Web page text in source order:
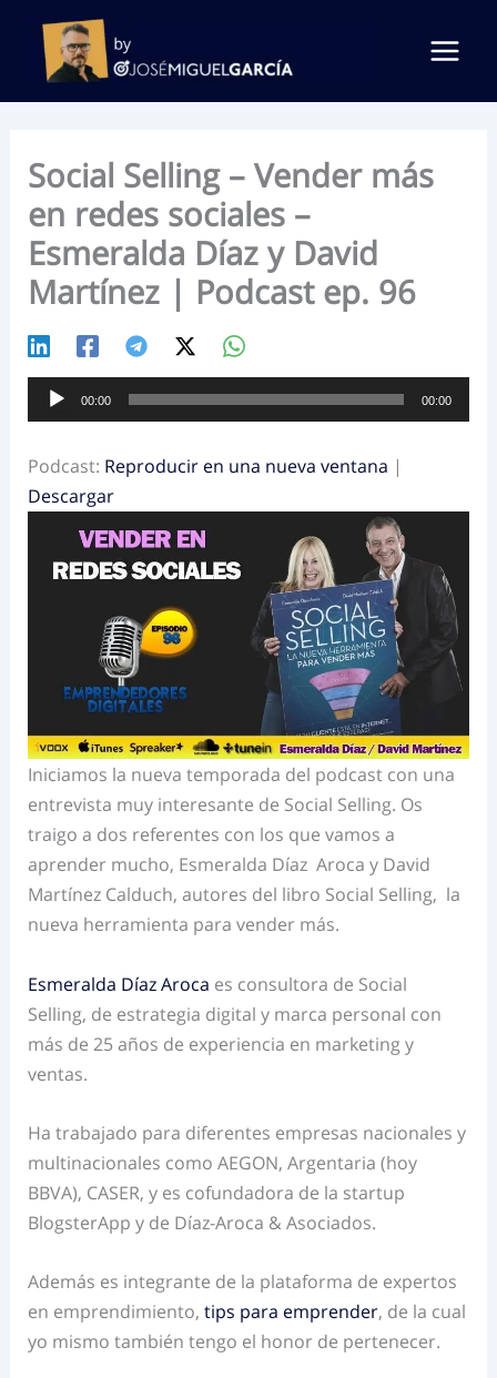
contenido
Social Selling – Vender más
en redes sociales –
Esmeralda Díaz y David
Martínez | Podcast ep. 96
Reproductor
de
00:00 00:00
Podcast: Reproducir en una nueva ventana |
Descargar
Iniciamos la nueva temporada del podcast con una
entrevista muy interesante de Social Selling. Os
traigo a dos referentes con los que vamos a
aprender mucho, Esmeralda Díaz Arocay David
Martínez Calduch, autores del libro Social Selling, la
nueva herramienta para vender más.
Esmeralda Díaz Aroca es consultora de Social
Selling, de estrategia digital y marca personal con
más de 25 años de experiencia en marketing y
ventas.
Ha trabajado para diferentes empresas nacionales y
multinacionales como AEGON, Argentaria (hoy
BBVA), CASER, y es cofundadora de la startup
BlogsterApp y de Díaz-Aroca & Asociados.
Además es integrante de la plataforma de expertos
en emprendimiento,tips para emprender, de la cual
yo mismo también tengo el honor de pertenecer.